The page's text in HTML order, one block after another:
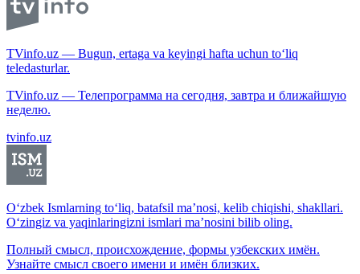
TVinfo.uz — Bugun, ertaga va keyingi hafta uchun to‘liq
teledasturlar.
TVinfo.uz — Телепрограмма на сегодня, завтра и ближайшую
неделю.
tvinfo.uz
O‘zbek Ismlarning to‘liq, batafsil ma’nosi, kelib chiqishi, shakllari.
O‘zingiz va yaqinlaringizni ismlari ma’nosini bilib oling.
Полный смысл, происхождение, формы узбекских имён.
Узнайте смысл своего имени и имён близких.